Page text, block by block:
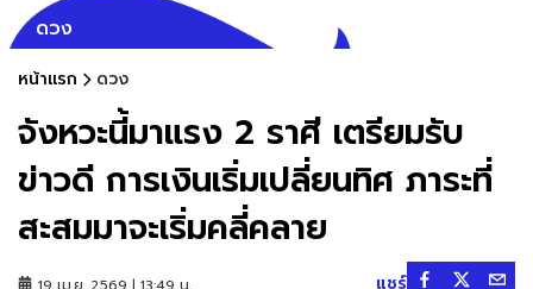
ดวง
หน้าแรก ดวง
จังหวะนี้มาแรง 2 ราศี เตรียมรับ
ข่าวดี การเงินเริ่มเปลี่ยนทิศ ภาระที่
สะสมมาจะเริ่มคลี่คลาย
แชร์